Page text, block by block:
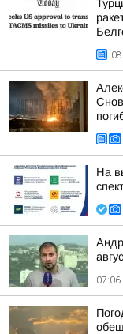
На
07:06